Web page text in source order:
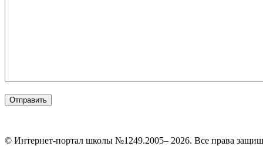
© Интернет-портал школы №1249.2005– 2026. Все права